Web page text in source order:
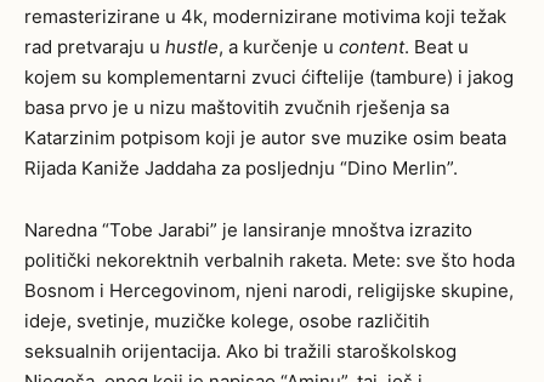
remasterizirane u 4k, modernizirane motivima koji težak
rad pretvaraju u hustle, a kurčenje u content. Beat u
kojem su komplementarni zvuci ćiftelije (tambure) i jakog
basa prvo je u nizu maštovitih zvučnih rješenja sa
Katarzinim potpisom koji je autor sve muzike osim beata
Rijada Kaniže Jaddaha za posljednju “Dino Merlin”.
Naredna “Tobe Jarabi” je lansiranje mnoštva izrazito
politički nekorektnih verbalnih raketa. Mete: sve što hoda
Bosnom i Hercegovinom, njeni narodi, religijske skupine,
ideje, svetinje, muzičke kolege, osobe različitih
seksualnih orijentacija. Ako bi tražili staroškolskog